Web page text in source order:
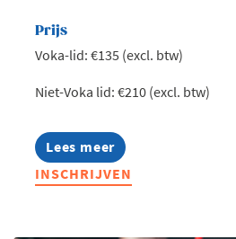
Prijs
Voka-lid: €135 (excl. btw)
Niet-Voka lid: €210 (excl. btw)
Lees meer
about
Exclusieve
lunch
INSCHRIJVEN